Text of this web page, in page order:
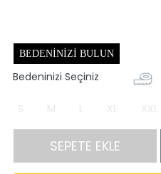
BEDENINIZI BULUN
Bedeninizi Seçiniz
S M L XL XXL
SEPETE EKLE